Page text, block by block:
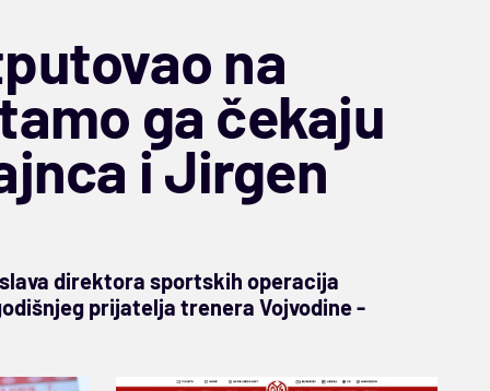
na
ga čekaju
i Jirgen
direktora sportskih operacija
prijatelja trenera Vojvodine -